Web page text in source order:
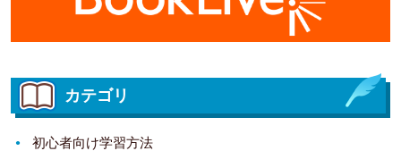
カテゴリ
初心者向け学習方法